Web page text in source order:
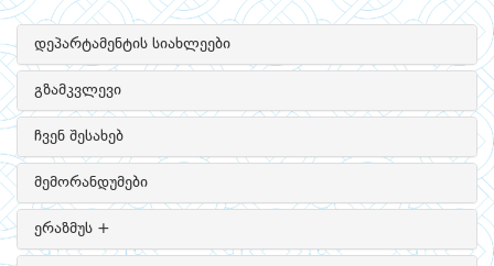
დეპარტამენტის სიახლეები
გზამკვლევი
ჩვენ შესახებ
მემორანდუმები
ერაზმუს +